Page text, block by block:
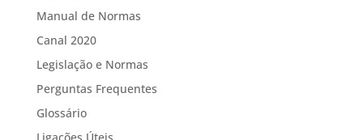
Manual de Normas
Canal 2020
Legislação e Normas
Perguntas Frequentes
Glossário